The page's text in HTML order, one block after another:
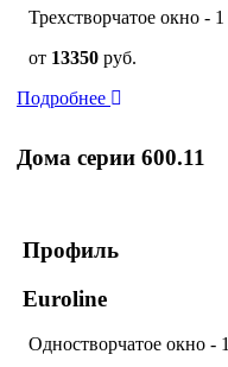
Трехстворчатое окно - 1
от 13350 руб.
Подробнее
Дома серии 600.11
Профиль
Euroline
Одностворчатое окно - 1